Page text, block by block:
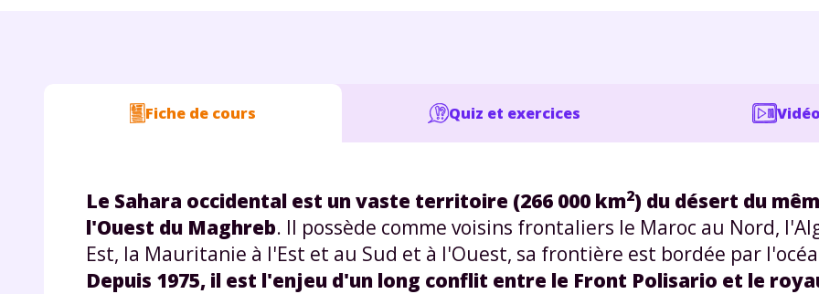
Fiche de cours Quiz et exercices
Le Sahara occidental est un vaste territoire (266 000 km2) du désert du
l'Ouest du Maghreb. Il possède comme voisins frontaliers le Maroc au Nord,
Est, la Mauritanie à l'Est et au Sud et à l'Ouest, sa frontière est bordée par
Depuis 1975, il est l'enjeu d'un long conflit entre le Front Polisario et le